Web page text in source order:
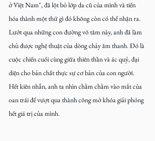
ở Việt Nam", đã lột bỏ lớp da cũ của mình và tiến
hóa thành một thứ gì đó không còn có thể nhận ra.
Lướt qua những con đường vô tâm này, anh đã làm
chủ được nghệ thuật của dòng chảy âm thanh. Đó là
cuộc chiến cuối cùng giữa thiên thần và ác quỷ, đại
diện cho bản chất thực sự cơ bản của con người.
Hết kiên nhẫn, anh ta nhìn chằm chằm vào mắt của
oan trái để vượt qua thành công mở khóa giải phóng
hết giá trị của mình.